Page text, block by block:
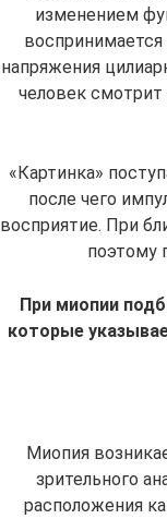
изменением
воспринимается
напряжения
человек смотрит
«Картинка»
после чего
восприятие. При
поэтому
При миопии
которые
Миопия
зрительного
расположения